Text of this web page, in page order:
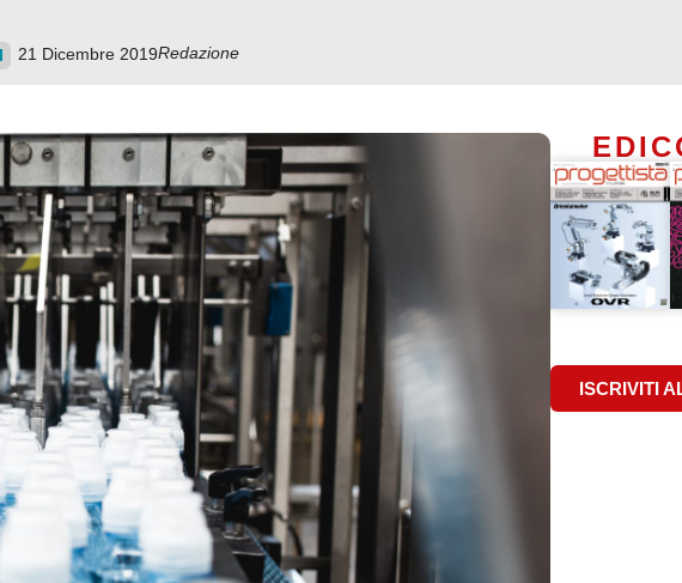
21 Dicembre 2019Redazione
ISCRIVITI